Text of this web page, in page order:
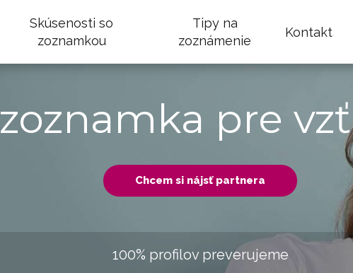
Skúsenosti so
zoznamkou
Tipy na
zoznámenie
Kontakt
zoznamka pre
Chcem si nájsť partnera
100% profilov preverujeme